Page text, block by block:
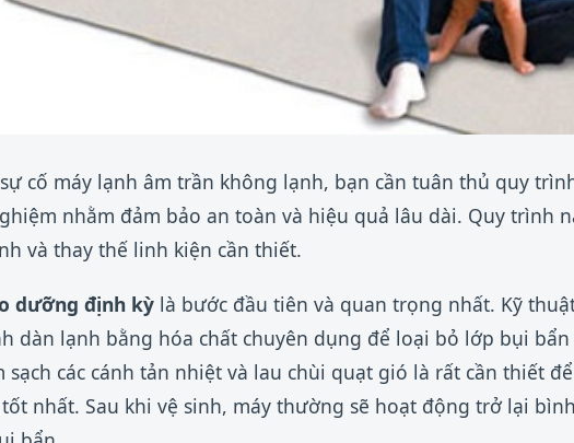
cố máy lạnh âm trần không lạnh, bạn cần tuân thủ quy
nhằm đảm bảo an toàn và hiệu quả lâu dài. Quy trình
và thay thế linh kiện cần thiết.
dưỡng định kỳ là bước đầu tiên và quan trọng nhất. Kỹ
dàn lạnh bằng hóa chất chuyên dụng để loại bỏ lớp bụi
sạch các cánh tản nhiệt và lau chùi quạt gió là rất cần thiết
nhất. Sau khi vệ sinh, máy thường sẽ hoạt động trở lại